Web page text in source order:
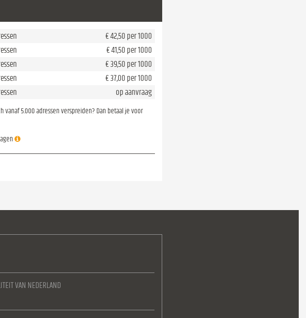
€ 42,50 per 1000
€ 41,50 per 1000
€ 39,50 per 1000
€ 37,00 per 1000
op aanvraag
vanaf 5.000 adressen verspreiden? Dan betaal je voor
VAN NEDERLAND